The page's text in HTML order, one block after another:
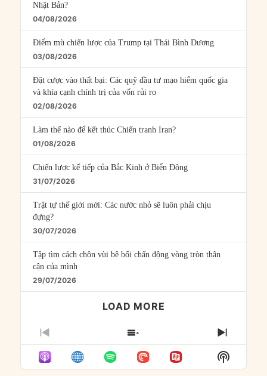
Nhật Bản?
04/08/2026
Điểm mù chiến lược của Trump tại Thái Bình Dương
03/08/2026
Đặt cược vào thất bại: Các quỹ đầu tư mạo hiểm quốc gia
và khía cạnh chính trị của vốn rủi ro
02/08/2026
Làm thế nào để kết thúc Chiến tranh Iran?
01/08/2026
Chiến lược kế tiếp của Bắc Kinh ở Biển Đông
31/07/2026
Trật tự thế giới mới: Các nước nhỏ sẽ luôn phải chịu
đựng?
30/07/2026
Tập tìm cách chôn vùi bê bối chấn động vòng tròn thân
cận của mình
29/07/2026
LOAD MORE
PREVIOUS
EPISODE
SHOW
EPISODES
LIST
NEXT
Show
Podcast